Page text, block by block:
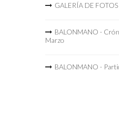
GALERÍA DE
BALONMANO -
Marzo
BALONMANO -